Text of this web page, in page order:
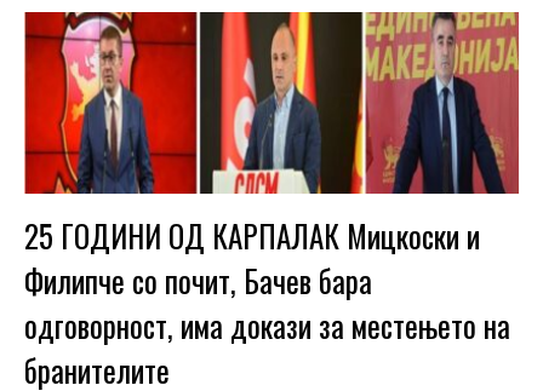
25 ГОДИНИ ОД КАРПАЛАК Мицкоски и
Филипче со почит, Бачев бара
одговорност, има докази за местењето на
бранителите